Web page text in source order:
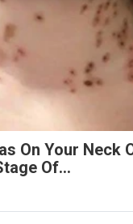
On Your Neck
Of...